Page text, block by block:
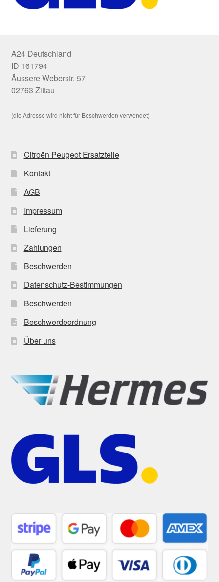
A24 Deutschland
ID 161794
Äussere Weberstr. 57
02763 Zittau
(die Adresse wird nicht für Beschwerden verwendet)
Citroën Peugeot Ersatzteile
Kontakt
AGB
Impressum
Lieferung
Zahlungen
Beschwerden
Datenschutz-Bestimmungen
Beschwerden
Beschwerdeordnung
Über uns